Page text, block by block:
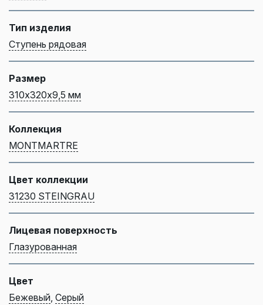
Тип изделия
Ступень рядовая
Размер
310х320х9,5 мм
Коллекция
MONTMARTRE
Цвет коллекции
31230 STEINGRAU
Лицевая поверхность
Глазурованная
Цвет
Бежевый Серый